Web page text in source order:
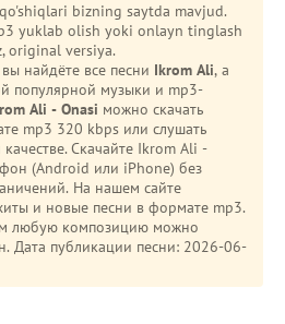
bizning saytda mavjud.
yuklab olish yoki onlayn tinglash
original versiya.
найдёте все песни Ikrom Ali, а
популярной музыки и mp3-
Ali - Onasi можно скачать
mp3 320 kbps или слушать
Ikrom Ali -
(Android или iPhone) без
На нашем сайте
и новые песни в формате mp3.
любую композицию можно
Дата публикации песни: 2026-06-